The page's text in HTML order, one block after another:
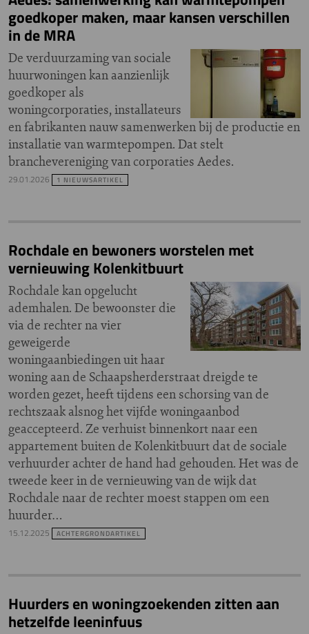
goedkoper maken, maar kansen verschillen
in de MRA
De verduurzaming van sociale
huurwoningen kan aanzienlijk
goedkoper als
woningcorporaties, installateurs
en fabrikanten nauw samenwerken bij de productie en
installatie van warmtepompen. Dat stelt
branchevereniging van corporaties Aedes.
29.01.2026 1 NIEUWSARTIKEL
Rochdale en bewoners worstelen met
vernieuwing Kolenkitbuurt
Rochdale kan opgelucht
ademhalen. De bewoonster die
via de rechter na vier
geweigerde
woningaanbiedingen uit haar
woning aan de Schaapsherderstraat dreigde te
worden gezet, heeft tijdens een schorsing van de
rechtszaak alsnog het vijfde woningaanbod
geaccepteerd. Ze verhuist binnenkort naar een
appartement buiten de Kolenkitbuurt dat de sociale
verhuurder achter de hand had gehouden. Het was de
tweede keer in de vernieuwing van de wijk dat
Rochdale naar de rechter moest stappen om een
huurder…
15.12.2025 ACHTERGRONDARTIKEL
Huurders en woningzoekenden zitten aan
hetzelfde leeninfuus